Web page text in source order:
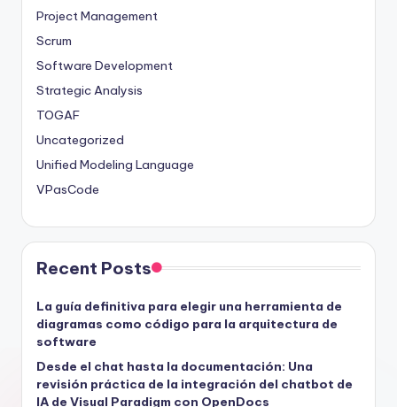
Project Management
Scrum
Software Development
Strategic Analysis
TOGAF
Uncategorized
Unified Modeling Language
VPasCode
Recent Posts
La guía definitiva para elegir una herramienta de
diagramas como código para la arquitectura de
software
Desde el chat hasta la documentación: Una
revisión práctica de la integración del chatbot de
IA de Visual Paradigm con OpenDocs